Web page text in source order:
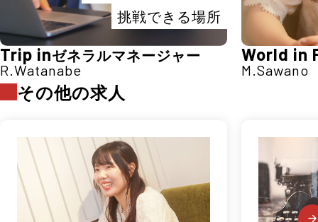
挑戦できる場所
Trip inゼネラルマネージャー
R.Watanabe
World in
M.Sawano
その他の求人